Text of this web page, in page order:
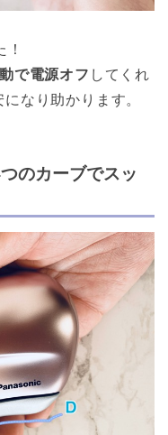
で電源オフ してくれ
なり助かります。
のカーブでスッ